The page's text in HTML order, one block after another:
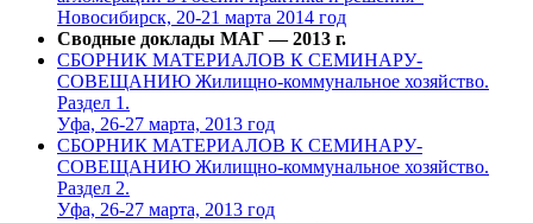
Новосибирск, 20-21 марта 2014 год
Сводные доклады МАГ — 2013 г.
СБОРНИК МАТЕРИАЛОВ К СЕМИНАРУ-
СОВЕЩАНИЮ Жилищно-коммунальное хозяйство.
Раздел 1.
Уфа, 26-27 марта, 2013 год
СБОРНИК МАТЕРИАЛОВ К СЕМИНАРУ-
СОВЕЩАНИЮ Жилищно-коммунальное хозяйство.
Раздел 2.
Уфа, 26-27 марта, 2013 год